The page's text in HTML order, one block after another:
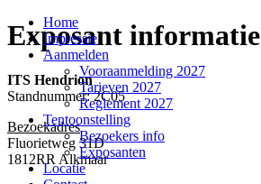
Home
Impressie
Aanmelden
Vooraanmelding 2027
Tarieven 2027
Reglement 2027
Tentoonstelling
Bezoekers info
Exposanten
Locatie
Exposant informatie
ITS Hendrion
Standnummer: 2C05
Bezoekadres
Fluorietweg 31D
1812RR Alkmaar